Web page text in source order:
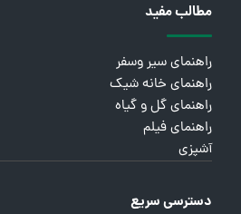
مطالب مفید
راهنمای سیر وسفر
راهنمای خانه شیک
راهنمای گل و گیاه
راهنمای فیلم
آشپزی
دسترسی سریع